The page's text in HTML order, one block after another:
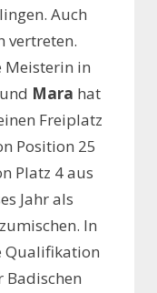
Auch
vertreten.
Meisterin in
Mara hat
Freiplatz
Position 25
Platz 4 aus
Jahr als
In
Qualifikation